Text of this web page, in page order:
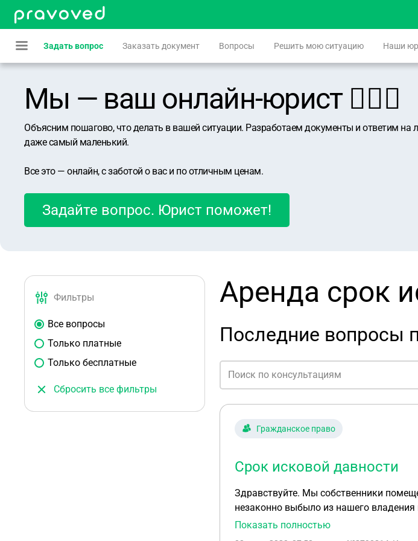
Задать вопрос Заказать документ Вопросы Решить мою ситуацию Наши
Мы — ваш онлайн-юрист 👨🏻‍⚖️
Объясним пошагово, что делать в вашей ситуации. Разработаем документы и ответим на
даже самый маленький.
Все это — онлайн, с заботой о вас и по отличным ценам.
Задайте вопрос. Юрист поможет!
Фильтры
Все вопросы
Только платные
Только бесплатные
Сбросить все фильтры
Аренда срок
Последние вопросы
Гражданское право
Срок исковой давности
Здравствуйте. Мы собственники
незаконно выбыло из нашего
обратились в суд с иском о признании отсутствующим права собственности у города на данное помещение. Город
Показать полностью